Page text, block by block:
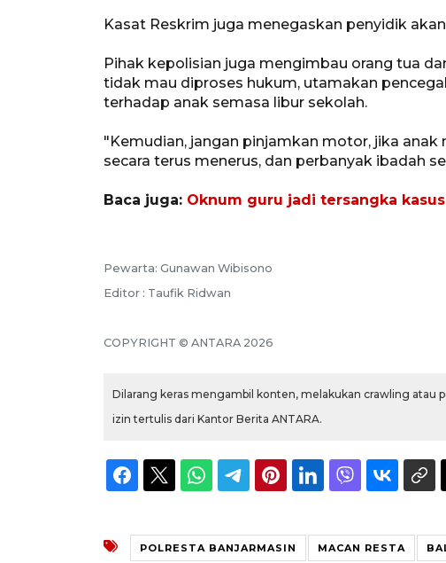
Kasat Reskrim juga menegaskan penyidik
Pihak kepolisian juga mengimbau orang tua
tidak mau diproses hukum, utamakan
terhadap anak semasa libur sekolah.
"Kemudian, jangan pinjamkan motor, jika
secara terus menerus, dan perbanyak ibadah
Baca juga: Oknum guru jadi tersangka
Pewarta: Gunawan Wibisono
Editor : Taufik Ridwan
COPYRIGHT © ANTARA 2026
Dilarang keras mengambil konten, melakukan crawling atau
izin tertulis dari Kantor Berita ANTARA.
POLRESTA BANJARMASIN MACAN RESTA